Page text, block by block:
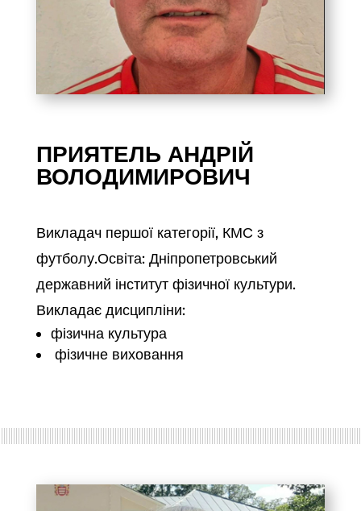
ПРИЯТЕЛЬ АНДРІЙ
ВОЛОДИМИРОВИЧ
Викладач першої категорії, КМС з
футболу.Освіта: Дніпропетровський
державний інститут фізичної культури.
Викладає дисципліни:
фізична культура
фізичне виховання